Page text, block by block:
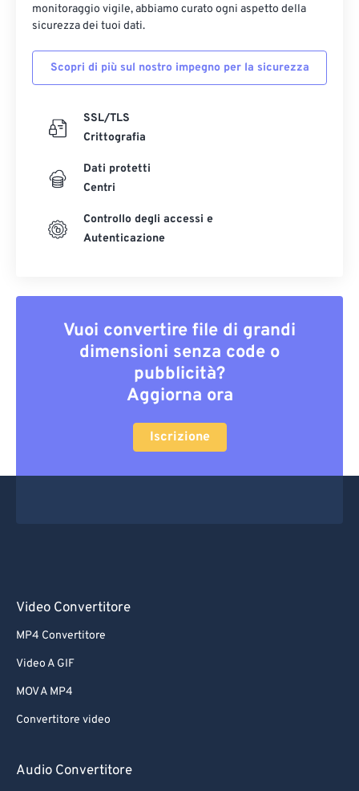
monitoraggio vigile, abbiamo curato ogni aspetto della
sicurezza dei tuoi dati.
Scopri di più sul nostro impegno per la sicurezza
SSL/TLS
Crittografia
Dati protetti
Centri
Controllo degli accessi e
Autenticazione
Vuoi convertire file di grandi
dimensioni senza code o
pubblicità?
Aggiorna ora
Iscrizione
Video Convertitore
MP4 Convertitore
Video A GIF
MOV A MP4
Convertitore video
Audio Convertitore